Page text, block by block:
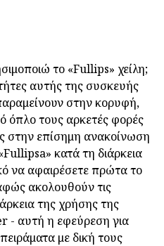
το «Fullips» χείλη;
αυτής της συσκευής
στην κορυφή,
όπλο τους αρκετές φορές
στην επίσημη ανακοίνωση
κατά τη διάρκεια
να αφαιρέσετε πρώτα το
ακολουθούν τις
της χρήσης της
- αυτή η εφεύρεση για
με δική τους